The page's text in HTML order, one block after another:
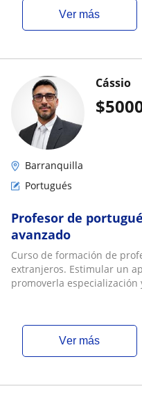
ver más
$
Cássio
Barranquilla
Portugués
Profesor de
avanzado
Curso de formación de
extranjeros. Estimular un
promoverla especialización
ver más